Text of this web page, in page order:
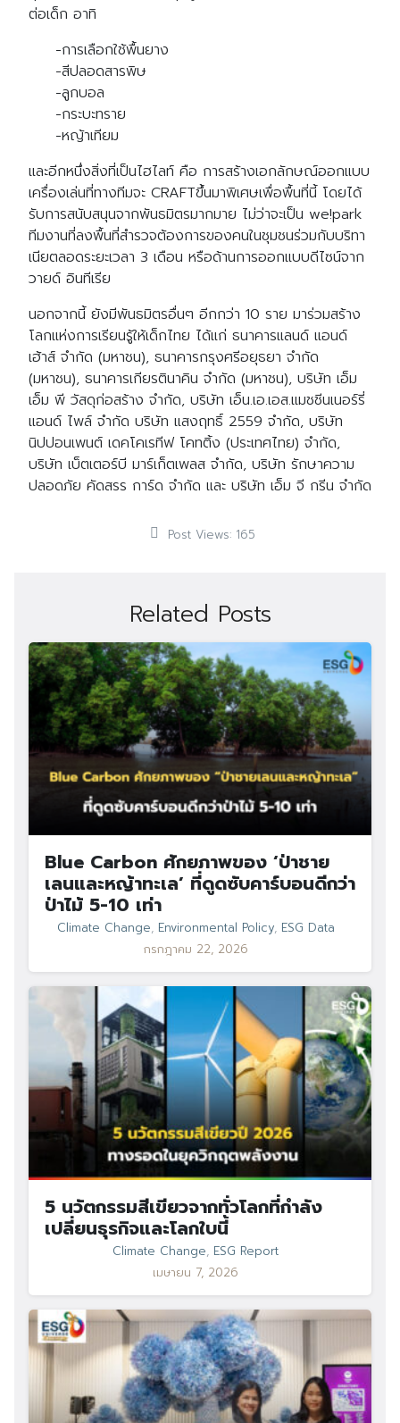
Search
for: Search
ต่อเด็ก อาทิ
-การเลือกใช้พื้นยาง
-สีปลอดสารพิษ
-ลูกบอล
-กระบะทราย
-หญ้าเทียม
และอีกหนึ่งสิ่งที่เป็นไฮไลท์ คือ การสร้างเอกลักษณ์ออกแบบ
เครื่องเล่นที่ทางทีมจะ CRAFTขึ้นมาพิเศษเพื่อพื้นที่นี้ โดยได้
รับการสนับสนุนจากพันธมิตรมากมาย ไม่ว่าจะเป็น we!park
ทีมงานที่ลงพื้นที่สำรวจต้องการของคนในชุมชนร่วมกับบริทา
เนียตลอดระยะเวลา 3 เดือน หรือด้านการออกแบบดีไซน์จาก
วายด์ อินทีเรีย
นอกจากนี้ ยังมีพันธมิตรอื่นๆ อีกกว่า 10 ราย มาร่วมสร้าง
โลกแห่งการเรียนรู้ให้เด็กไทย ได้แก่ ธนาคารแลนด์ แอนด์
เฮ้าส์ จำกัด (มหาชน), ธนาคารกรุงศรีอยุธยา จำกัด
(มหาชน), ธนาคารเกียรตินาคิน จำกัด (มหาชน), บริษัท เอ็ม
เอ็ม พี วัสดุก่อสร้าง จำกัด, บริษัท เอ็น.เอ.เอส.แมชชีนเนอร์รี่
แอนด์ ไพล์ จำกัด บริษัท แสงฤทธิ์ 2559 จำกัด, บริษัท
นิปปอนเพนต์ เดคโคเรทีฟ โคทติ้ง (ประเทศไทย) จำกัด,
บริษัท เบ็ตเตอร์บี มาร์เก็ตเพลส จำกัด, บริษัท รักษาความ
ปลอดภัย คัดสรร การ์ด จำกัด และ บริษัท เอ็ม จี กรีน จำกัด
Post Views: 165
Related Posts
Blue Carbon ศักยภาพของ ‘ป่าชาย
เลนและหญ้าทะเล’ ที่ดูดซับคาร์บอนดีกว่า
ป่าไม้ 5-10 เท่า
Climate Change, Environmental Policy, ESG Data
กรกฎาคม 22, 2026
5 นวัตกรรมสีเขียวจากทั่วโลกที่กำลัง
เปลี่ยนธุรกิจและโลกใบนี้
Climate Change, ESG Report
เมษายน 7, 2026